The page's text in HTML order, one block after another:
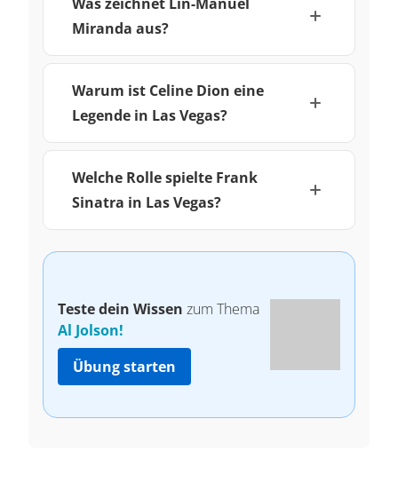
Miranda aus?
Warum ist Celine Dion eine
Legende in Las Vegas?
Welche Rolle spielte Frank
Sinatra in Las Vegas?
Teste dein Wissen zum Thema
Al Jolson!
Übung starten